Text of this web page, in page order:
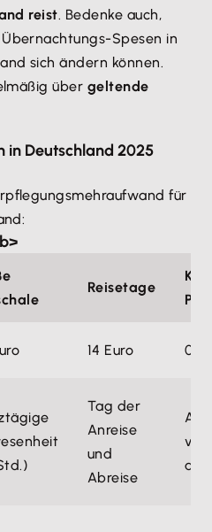
reist. Bedenke auch,
Spesen in
sich ändern können.
über geltende
in Deutschland 2025
für
Reisetage
14 Euro 0
Tag der
Anreise
und
Abreise
als